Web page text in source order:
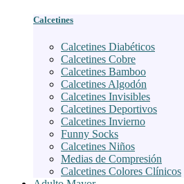
Calcetines
Calcetines Diabéticos
Calcetines Cobre
Calcetines Bamboo
Calcetines Algodón
Calcetines Invisibles
Calcetines Deportivos
Calcetines Invierno
Funny Socks
Calcetines Niños
Medias de Compresión
Calcetines Colores Clínicos